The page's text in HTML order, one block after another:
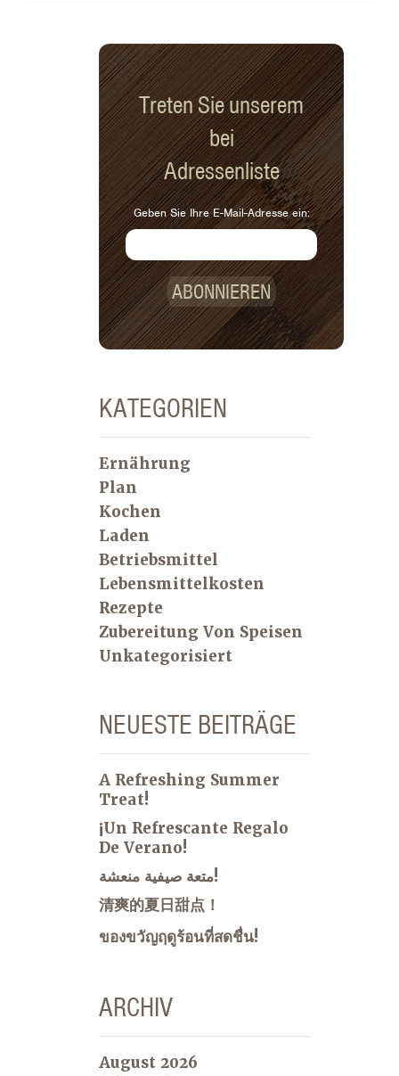
Treten Sie unserem
bei
Adressenliste
Geben Sie Ihre E-Mail-Adresse ein:
ABONNIEREN
KATEGORIEN
Ernährung
Plan
Kochen
Laden
Betriebsmittel
Lebensmittelkosten
Rezepte
Zubereitung Von Speisen
Unkategorisiert
NEUESTE BEITRÄGE
A Refreshing Summer
Treat!
¡Un Refrescante Regalo
De Verano!
متعة صيفية منعشة!
清爽的夏日甜点！
ของขวัญฤดูร้อนที่สดชื่น!
ARCHIV
August 2026